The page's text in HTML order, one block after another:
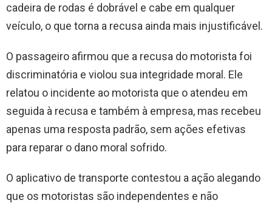
cadeira de rodas é dobrável e cabe em qualquer
veículo, o que torna a recusa ainda mais injustificável.
O passageiro afirmou que a recusa do motorista foi
discriminatória e violou sua integridade moral. Ele
relatou o incidente ao motorista que o atendeu em
seguida à recusa e também à empresa, mas recebeu
apenas uma resposta padrão, sem ações efetivas
para reparar o dano moral sofrido.
O aplicativo de transporte contestou a ação alegando
que os motoristas são independentes e não